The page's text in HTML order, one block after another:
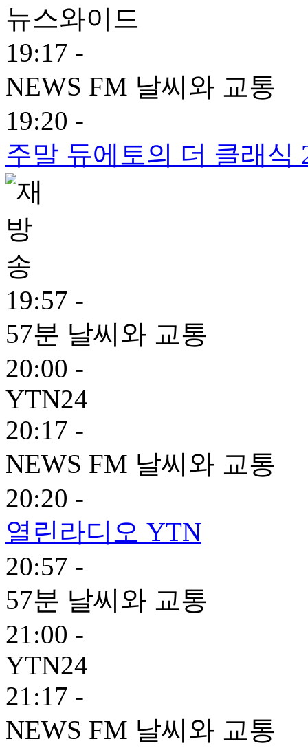
뉴스와이드
19:17 -
NEWS FM 날씨와 교통
19:20 -
주말 듀에토의 더 클래식
19:57 -
57분 날씨와 교통
20:00 -
YTN24
20:17 -
NEWS FM 날씨와 교통
20:20 -
열린라디오 YTN
20:57 -
57분 날씨와 교통
21:00 -
YTN24
21:17 -
NEWS FM 날씨와 교통